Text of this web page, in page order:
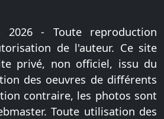
2026 - Toute reproduction
de l'auteur. Ce site
privé, non officiel, issu du
des oeuvres de différents
contraire, les photos sont
Toute utilisation des